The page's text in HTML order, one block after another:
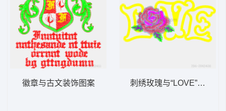
徽章与古文装饰图案 刺绣玫瑰与“LOVE”字样设